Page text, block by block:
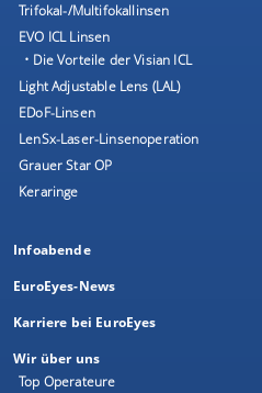
Trifokal-/Multifokallinsen
EVO ICL Linsen
• Die Vorteile der Visian ICL
Light Adjustable Lens (LAL)
EDoF-Linsen
LenSx-Laser-Linsenoperation
Grauer Star OP
Keraringe
Infoabende
EuroEyes-News
Karriere bei EuroEyes
Wir über uns
Top Operateure